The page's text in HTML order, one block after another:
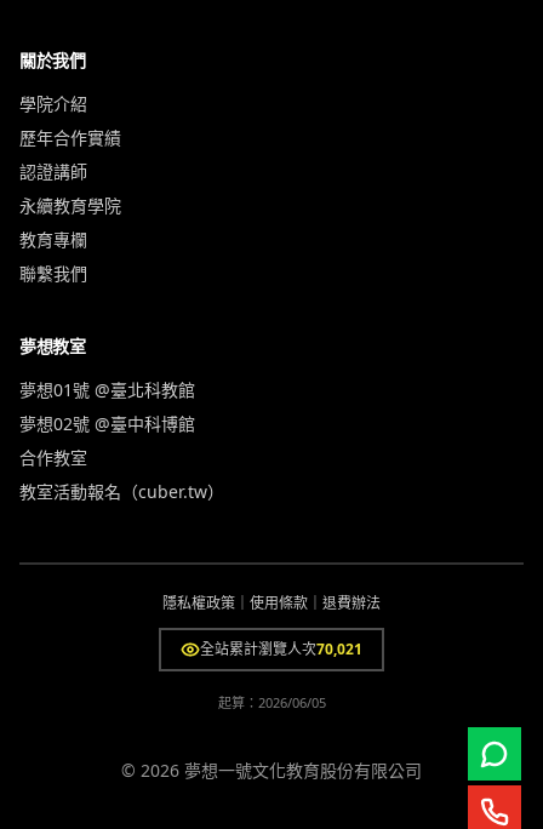
關於我們
學院介紹
歷年合作實績
認證講師
永續教育學院
教育專欄
聯繫我們
夢想教室
夢想01號 @臺北科教館
夢想02號 @臺中科博館
合作教室
教室活動報名（cuber.tw）
隱私權政策 使用條款 退費辦法
全站累計瀏覽人次70,021
起算： 2026/06/05
© 2026 夢想一號文化教育股份有限公司